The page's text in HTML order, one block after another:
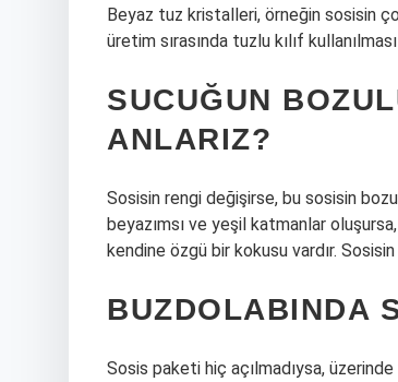
Beyaz tuz kristalleri, örneğin sosisin
üretim sırasında tuzlu kılıf
SUCUĞUN
ANLARIZ?
Sosisin rengi değişirse, bu sosisin
beyazımsı ve yeşil katmanlar
kendine özgü bir kokusu vardır.
BUZDOLABINDA
Sosis paketi hiç açılmadıysa,